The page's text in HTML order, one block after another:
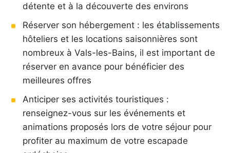
détente et à la découverte des environs
Réserver son hébergement : les établissements
hôteliers et les locations saisonnières sont
nombreux à Vals-les-Bains, il est important de
réserver en avance pour bénéficier des
meilleures offres
Anticiper ses activités touristiques :
renseignez-vous sur les événements et
animations proposés lors de votre séjour pour
profiter au maximum de votre escapade